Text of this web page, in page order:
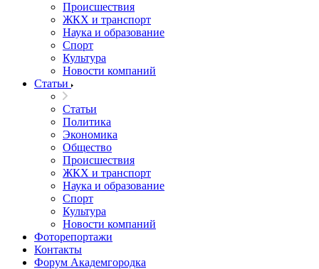
Происшествия
ЖКХ и транспорт
Наука и образование
Спорт
Культура
Новости компаний
Статьи
Статьи
Политика
Экономика
Общество
Происшествия
ЖКХ и транспорт
Наука и образование
Спорт
Культура
Новости компаний
Фоторепортажи
Контакты
Форум Академгородка